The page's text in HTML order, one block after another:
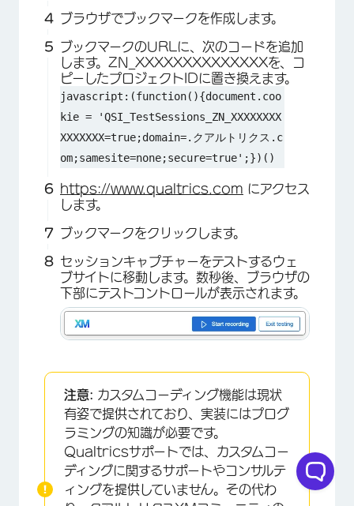
ブラウザでブックマークを作成します。
ブックマークのURLに、次のコードを追加
します。ZN_XXXXXXXXXXXXXXを、コ
ピーしたプロジェクトIDに置き換えます。
javascript:(function(){document.coo
kie =
'QSI_TestSessions_ZN_XXXXXXXX
XXXXXXX=true;domain=.クアルトリクス.c
om;samesite=none;secure=true' ;})()
https://www.qualtrics.com にアクセス
します。
ブックマークをクリックします。
セッションキャプチャーをテストするウェ
ブサイトに移動します。数秒後、ブラウザの
下部にテストコントロールが表示されます。
注意: カスタムコーディング機能は現状
有姿で提供されており、実装にはプログ
ラミングの知識が必要です。
Qualtricsサポートでは、カスタムコー
ディングに関するサポートやコンサルテ
ィングを提供していません。その代わ